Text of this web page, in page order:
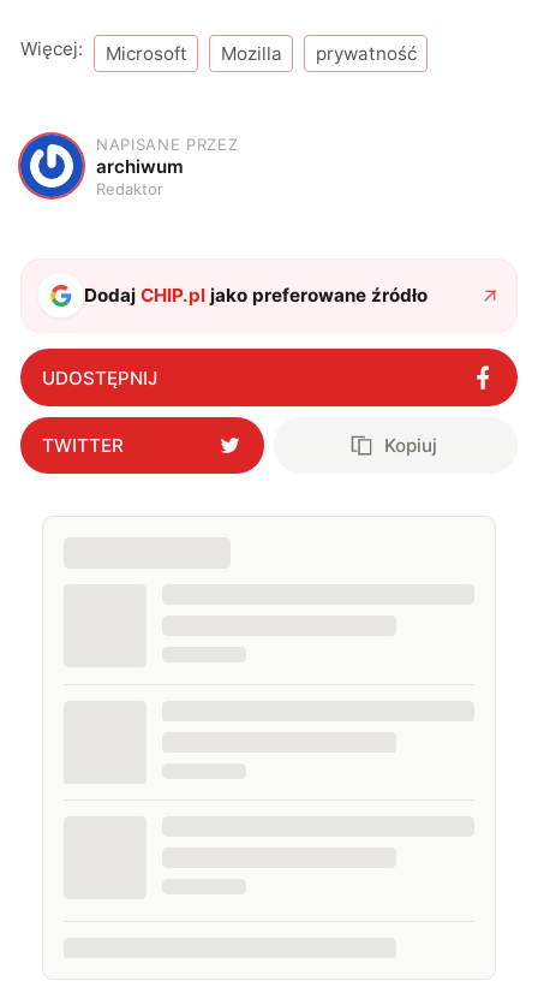
Więcej: Microsoft Mozilla prywatność
A
NAPISANE PRZEZ
archiwum
Redaktor
DodajCHIP.pl jako preferowane źródło
UDOSTĘPNIJ
TWITTER Kopiuj